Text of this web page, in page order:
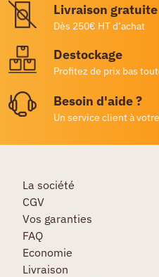
Livraison gratuite
Dès 250€ HT d’achat
Destockage
Profitez de prix bas
Besoin d'aide ?
Un service client à
La société
CGV
Vos garanties
FAQ
Economie
Livraison